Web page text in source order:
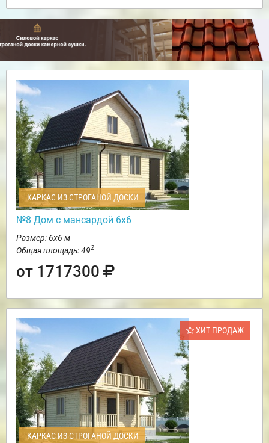
КАРКАС ИЗ СТРОГАНОЙ ДОСКИ
№8 Дом с мансардой 6х6
Размер: 6х6 м
Общая площадь: 492
от 1717300
ХИТ ПРОДАЖ
КАРКАС ИЗ СТРОГАНОЙ ДОСКИ